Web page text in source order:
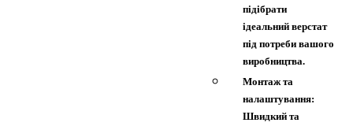
підібрати
ідеальний верстат
під потреби вашого
виробництва.
Монтаж та
налаштування:
Швидкий та